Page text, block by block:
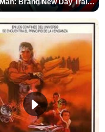
Spider-Man: Brand New Day Tráiler (3)